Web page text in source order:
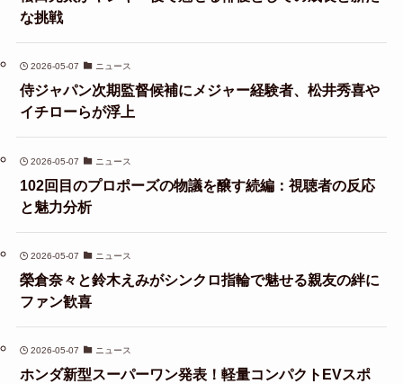
な挑戦
2026-05-07 ニュース
侍ジャパン次期監督候補にメジャー経験者、松井秀喜や
イチローらが浮上
2026-05-07 ニュース
102回目のプロポーズの物議を醸す続編：視聴者の反応
と魅力分析
2026-05-07 ニュース
榮倉奈々と鈴木えみがシンクロ指輪で魅せる親友の絆に
ファン歓喜
2026-05-07 ニュース
ホンダ新型スーパーワン発表！軽量コンパクトEVスポ